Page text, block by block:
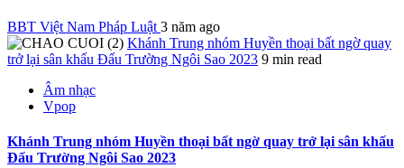
BBT Việt Nam Pháp Luật 3 năm ago
Khánh Trung nhóm Huyền thoại bất ngờ quay
trở lại sân khấu Đấu Trường Ngôi Sao 2023 9 min read
Âm nhạc
Vpop
Khánh Trung nhóm Huyền thoại bất ngờ quay trở lại sân khấu
Đấu Trường Ngôi Sao 2023